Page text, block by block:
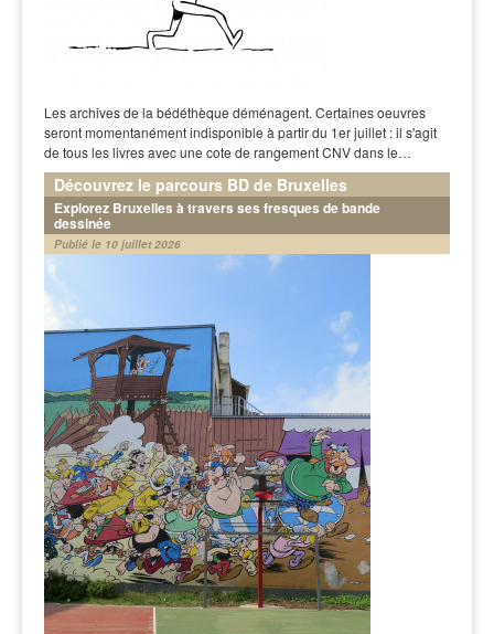
Les archives de la bédéthèque déménagent. Certaines oeuvres
seront momentanément indisponible à partir du 1er juillet : il s'agit
de tous les livres avec une cote de rangement CNV dans le…
Découvrez le parcours BD de Bruxelles
Explorez Bruxelles à travers ses fresques de bande
dessinée
Publié le 10 juillet 2026